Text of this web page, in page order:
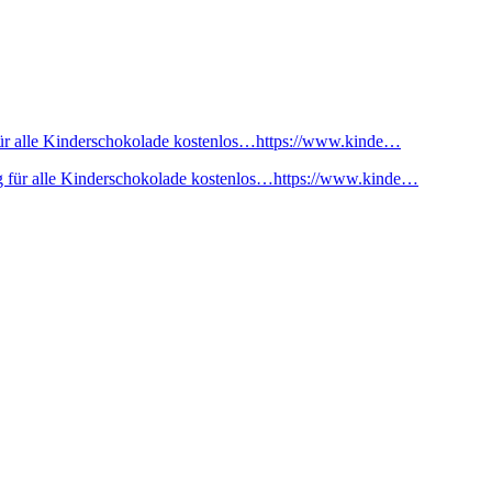
alle Kinderschokolade kostenlos…https://www.kinde…
für alle Kinderschokolade kostenlos…https://www.kinde…